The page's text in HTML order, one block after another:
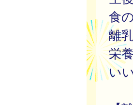
食
離
栄
い